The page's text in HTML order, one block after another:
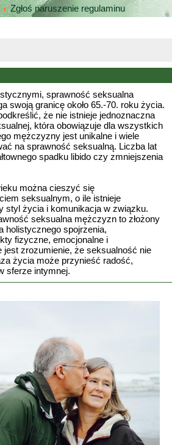
Zgłoś naruszenie regulaminu
sprawność seksualna
swoją granicę około 65.-70. roku życia.
że nie istnieje jednoznaczna
która obowiązuje dla wszystkich
mężczyzny jest unikalne i wiele
na sprawność seksualną. Liczba lat
spadku libido czy zmniejszenia
można cieszyć się
seksualnym, o ile istnieje
styl życia i komunikacja w związku.
seksualna mężczyzn to złożony
holistycznego spojrzenia,
fizyczne, emocjonalne i
jest zrozumienie, że seksualność nie
życia może przynieść radość,
sferze intymnej.